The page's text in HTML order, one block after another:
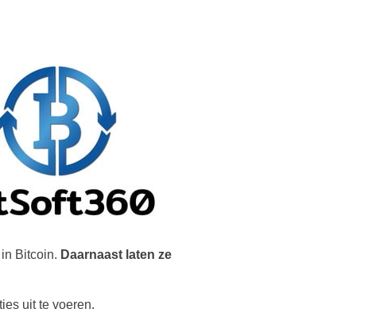
Bitcoin. Daarnaast laten ze
uit te voeren.